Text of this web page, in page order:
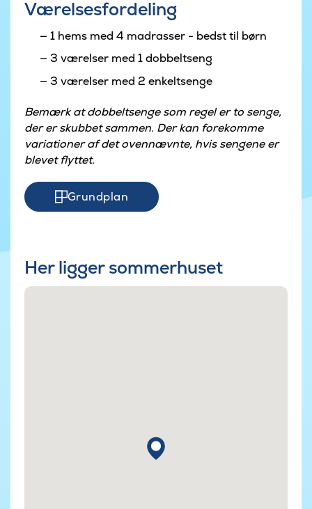
Værelsesfordeling
1 hems med 4 madrasser - bedst til børn
3 værelser med 1 dobbeltseng
3 værelser med 2 enkeltsenge
Bemærk at dobbeltsenge som regel er to senge,
der er skubbet sammen. Der kan forekomme
variationer af det ovennævnte, hvis sengene er
blevet flyttet.
Grundplan
Her ligger sommerhuset